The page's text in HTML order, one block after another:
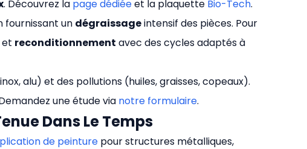
. Découvrez la page dédiéeet la plaquette Bio-Tech.
fournissant un dégraissageintensif des pièces. Pour
et reconditionnement avec des cycles adaptés à
alu) et des pollutions (huiles, graisses, copeaux).
une étude via notre formulaire.
Dans Le Temps
de peinture pour structures métalliques,